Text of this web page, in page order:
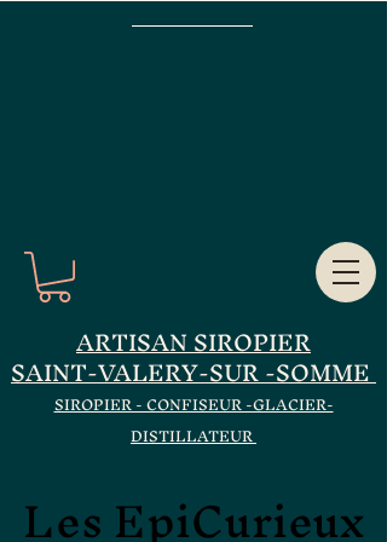
ARTISAN SIROPIER
SAINT-VALERY-SUR -SOMME
SIROPIER - CONFISEUR -GLACIER-
DISTILLATEUR
Les EpiCurieux
Les EpiCurieux